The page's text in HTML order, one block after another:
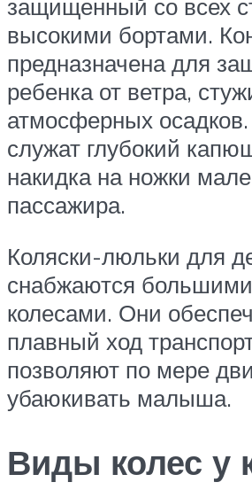
защищенный со всех
высокими бортами.
предназначена для
ребенка от ветра,
атмосферных
служат глубокий
накидка на ножки
пассажира.
Коляски-люльки для
снабжаются
колесами. Они
плавный ход
позволяют по мере
убаюкивать малыша.
Виды колес у